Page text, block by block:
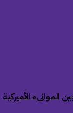
الأميركية